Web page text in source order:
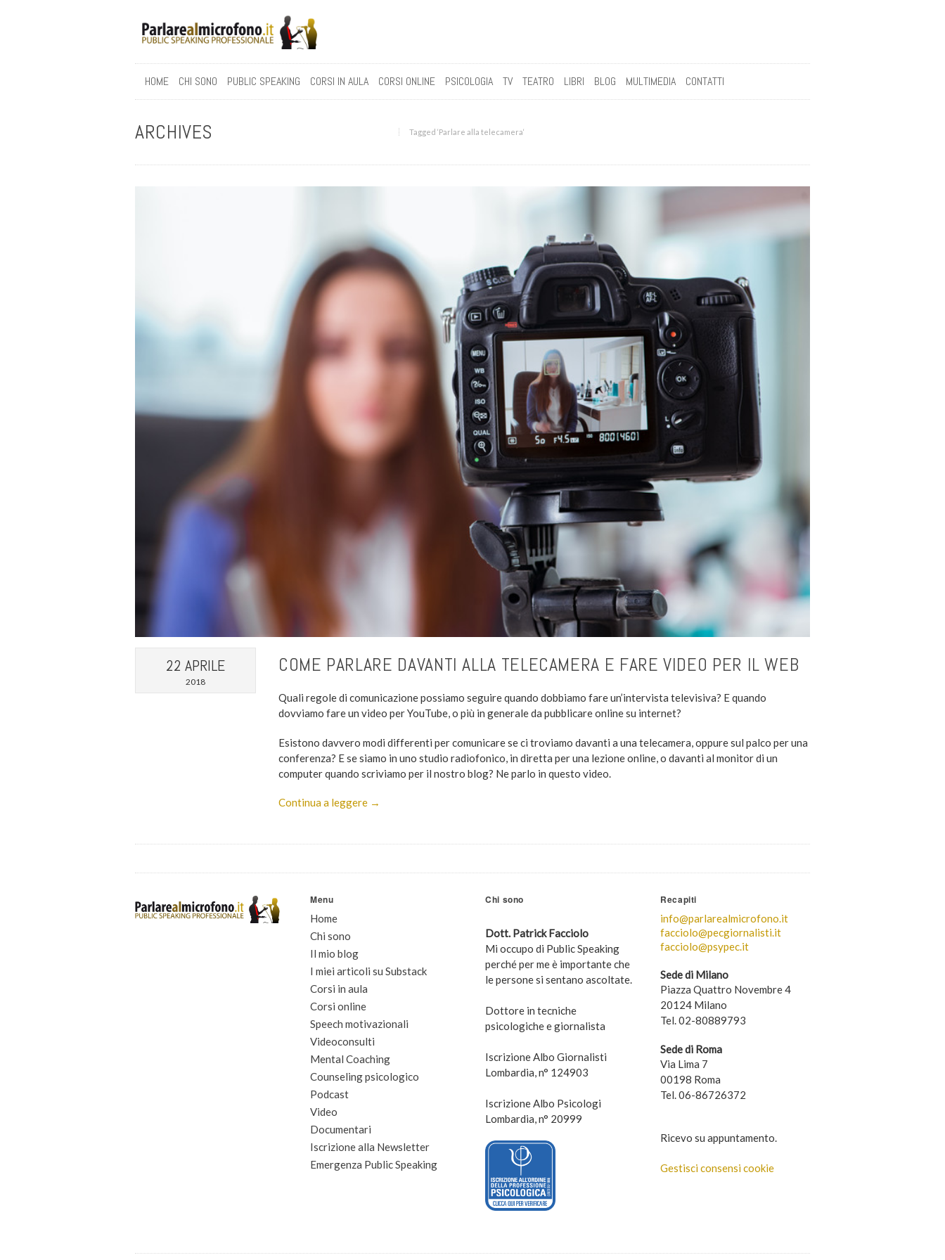
HOME CHI SONO PUBLIC SPEAKING CORSI IN AULA CORSI ONLINE PSICOLOGIA TV TEATRO LIBRI BLOG MULTIMEDIA CONTATTI
ARCHIVES Tagged ‘Parlare alla telecamera‘
22 APRILE
2018
COME PARLARE DAVANTI ALLA TELECAMERA E FARE VIDEO PER IL WEB
Quali regole di comunicazione possiamo seguire quando dobbiamo fare un’intervista televisiva? E quando
dovviamo fare un video per YouTube, o più in generale da pubblicare online su internet?
Esistono davvero modi differenti per comunicare se ci troviamo davanti a una telecamera, oppure sul palco per una
conferenza? E se siamo in uno studio radiofonico, in diretta per una lezione online, o davanti al monitor di un
computer quando scriviamo per il nostro blog? Ne parlo in questo video.
Continua a leggere →
Menu
Home
Chi sono
Il mio blog
I miei articoli su Substack
Corsi in aula
Corsi online
Speech motivazionali
Videoconsulti
Mental Coaching
Counseling psicologico
Podcast
Video
Documentari
Iscrizione alla Newsletter
Emergenza Public Speaking
Chi sono
Dott. Patrick Facciolo
Mi occupo di Public Speaking
perché per me è importante che
le persone si sentano ascoltate.
Dottore in tecniche
psicologiche e giornalista
Iscrizione Albo Giornalisti
Lombardia, n° 124903
Iscrizione Albo Psicologi
Lombardia, n° 20999
Recapiti
info@parlarealmicrofono.it
facciolo@pecgiornalisti.it
facciolo@psypec.it
Sede di Milano
Piazza Quattro Novembre 4
20124 Milano
Tel. 02-80889793
Sede di Roma
Via Lima 7
00198 Roma
Tel. 06-86726372
Ricevo su appuntamento.
Gestisci consensi cookie